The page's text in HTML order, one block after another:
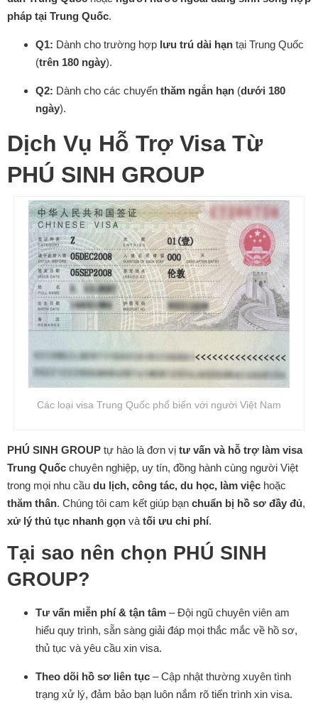
pháp tại Trung Quốc.
Q1: Dành cho trường hợp lưu trú dài hạn tại Trung Quốc
(trên 180 ngày).
Q2: Dành cho các chuyến thăm ngắn hạn (dưới 180
ngày).
Dịch Vụ Hỗ Trợ Visa Từ
PHÚ SINH GROUP
Các loại visa Trung Quốc phổ biến với người Việt Nam
PHÚ SINH GROUP tự hào là đơn vị tư vấn và hỗ trợ làm visa
Trung Quốc chuyên nghiệp, uy tín, đồng hành cùng người Việt
trong mọi nhu cầu du lịch, công tác, du học, làm việc hoặc
thăm thân. Chúng tôi cam kết giúp bạn chuẩn bị hồ sơ đầy đủ,
xử lý thủ tục nhanh gọn và tối ưu chi phí.
Tại sao nên chọn PHÚ SINH
GROUP?
Tư vấn miễn phí & tận tâm – Đội ngũ chuyên viên am
hiểu quy trình, sẵn sàng giải đáp mọi thắc mắc về hồ sơ,
thủ tục và yêu cầu xin visa.
Theo dõi hồ sơ liên tục – Cập nhật thường xuyên tình
trạng xử lý, đảm bảo bạn luôn nắm rõ tiến trình xin visa.